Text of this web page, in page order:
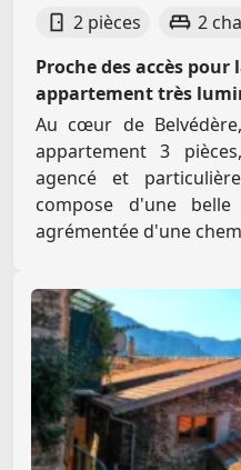
2 pièces 2
Proche des accès pour
appartement très
Au cœur de
appartement 3
agencé et
compose d'une
agrémentée d'une